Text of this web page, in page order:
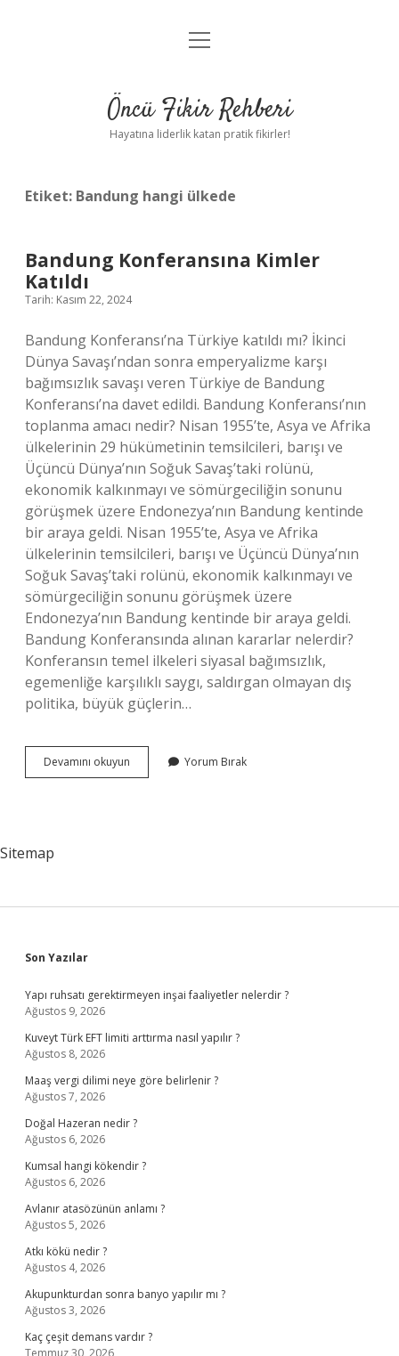
Anasayfa
Yasal Uyarı
menüyü
Öncü Fikir Rehberi
Hayatına liderlik katan pratik fikirler!
Etiket: Bandung hangi ülkede
Bandung Konferansına Kimler
Katıldı
Tarih: Kasım 22, 2024
Bandung Konferansı’na Türkiye katıldı mı? İkinci
Dünya Savaşı’ndan sonra emperyalizme karşı
bağımsızlık savaşı veren Türkiye de Bandung
Konferansı’na davet edildi. Bandung Konferansı’nın
toplanma amacı nedir? Nisan 1955’te, Asya ve Afrika
ülkelerinin 29 hükümetinin temsilcileri, barışı ve
Üçüncü Dünya’nın Soğuk Savaş’taki rolünü,
ekonomik kalkınmayı ve sömürgeciliğin sonunu
görüşmek üzere Endonezya’nın Bandung kentinde
bir araya geldi. Nisan 1955’te, Asya ve Afrika
ülkelerinin temsilcileri, barışı ve Üçüncü Dünya’nın
Soğuk Savaş’taki rolünü, ekonomik kalkınmayı ve
sömürgeciliğin sonunu görüşmek üzere
Endonezya’nın Bandung kentinde bir araya geldi.
Bandung Konferansında alınan kararlar nelerdir?
Konferansın temel ilkeleri siyasal bağımsızlık,
egemenliğe karşılıklı saygı, saldırgan olmayan dış
politika, büyük güçlerin…
Devamını okuyun Bandung
Konferansına
Yorum Bırak
Sitemap
Sidebar
Son Yazılar
Yapı ruhsatı gerektirmeyen inşai faaliyetler nelerdir ?
Ağustos 9, 2026
Kuveyt Türk EFT limiti arttırma nasıl yapılır ?
Ağustos 8, 2026
Maaş vergi dilimi neye göre belirlenir ?
Ağustos 7, 2026
Doğal Hazeran nedir ?
Ağustos 6, 2026
Kumsal hangi kökendir ?
Ağustos 6, 2026
Avlanır atasözünün anlamı ?
Ağustos 5, 2026
Atkı kökü nedir ?
Ağustos 4, 2026
Akupunkturdan sonra banyo yapılır mı ?
Ağustos 3, 2026
Kaç çeşit demans vardır ?
Temmuz 30, 2026